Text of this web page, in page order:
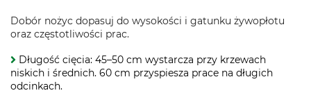
Dobór nożyc dopasuj do wysokości i gatunku żywopłotu
oraz częstotliwości prac.
Długość cięcia: 45–50 cm wystarcza przy krzewach
niskich i średnich. 60 cm przyspiesza prace na długich
odcinkach.